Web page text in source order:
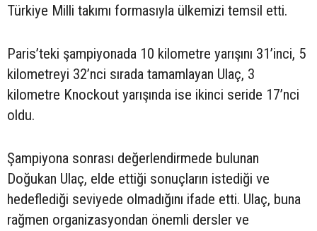
Türkiye Milli takımı formasıyla ülkemizi temsil etti.
Paris’teki şampiyonada 10 kilometre yarışını 31’inci, 5
kilometreyi 32’nci sırada tamamlayan Ulaç, 3
kilometre Knockout yarışında ise ikinci seride 17’nci
oldu.
Şampiyona sonrası değerlendirmede bulunan
Doğukan Ulaç, elde ettiği sonuçların istediği ve
hedeflediği seviyede olmadığını ifade etti. Ulaç, buna
rağmen organizasyondan önemli dersler ve